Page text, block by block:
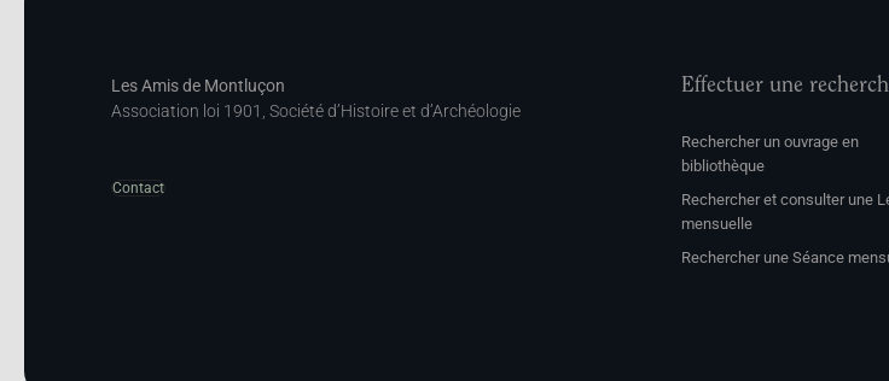
Les Amis de Montluçon
Association loi 1901, Société d’Histoire et d’Archéologie
Contact
Effectuer une
Rechercher un ouvrage en
bibliothèque
Rechercher et consulter une
mensuelle
Rechercher une Séance